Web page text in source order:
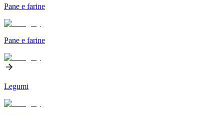
Pane e farine
Pane e farine
Legumi